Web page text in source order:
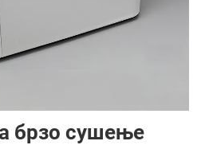
брзо сушење